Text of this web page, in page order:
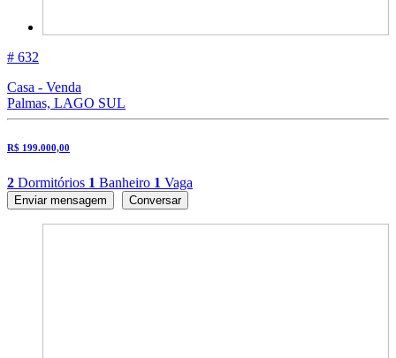
# 632
Casa - Venda
Palmas, LAGO SUL
R$ 199.000,00
2 Dormitórios 1 Banheiro 1 Vaga
Enviar mensagem Conversar